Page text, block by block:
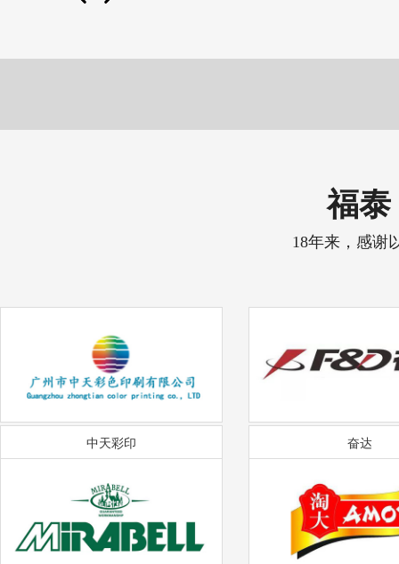
福泰
18年来，感谢
中天彩印 奋达